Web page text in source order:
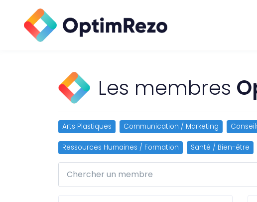
Les membres
Arts Plastiques Communication / Marketing
Ressources Humaines / Formation Santé / Bien-être